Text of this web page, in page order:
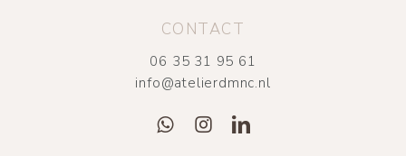
CONTACT
06 35 31 95 61
info@atelierdmnc.nl